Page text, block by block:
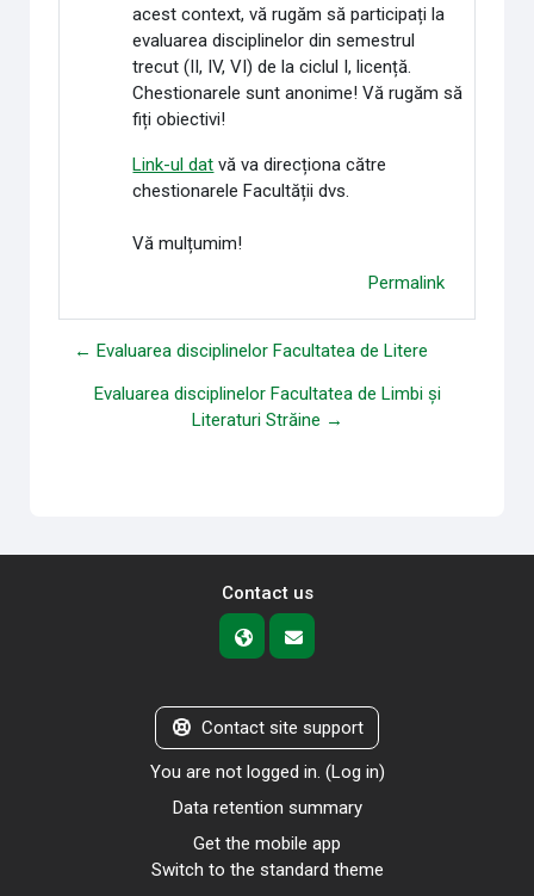
acest context, vă rugăm să participați la
evaluarea disciplinelor din semestrul
trecut (II, IV, VI) de la ciclul I, licență.
Chestionarele sunt anonime! Vă rugăm să
fiți obiectivi!
Link-ul dat vă va direcționa către
chestionarele Facultății dvs.
Vă mulțumim!
Permalink
← Evaluarea disciplinelor Facultatea de Litere
Evaluarea disciplinelor Facultatea de Limbi și
Literaturi Străine →
Contact us
Contact site support
You are not logged in. (Log in)
Data retention summary
Get the mobile app
Switch to the standard theme